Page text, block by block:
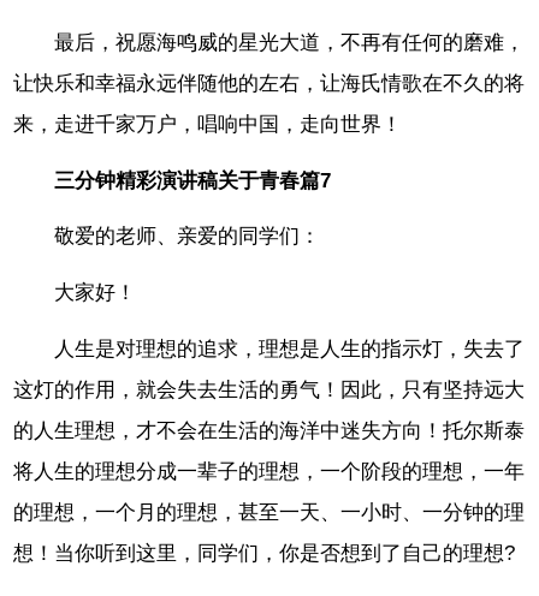
最后，祝愿海鸣威的星光大道，不再有任何的磨难，
让快乐和幸福永远伴随他的左右，让海氏情歌在不久的将
来，走进千家万户，唱响中国，走向世界！
三分钟精彩演讲稿关于青春篇7
敬爱的老师、亲爱的同学们：
大家好！
人生是对理想的追求，理想是人生的指示灯，失去了
这灯的作用，就会失去生活的勇气！因此，只有坚持远大
的人生理想，才不会在生活的海洋中迷失方向！托尔斯泰
将人生的理想分成一辈子的理想，一个阶段的理想，一年
的理想，一个月的理想，甚至一天、一小时、一分钟的理
想！当你听到这里，同学们，你是否想到了自己的理想?